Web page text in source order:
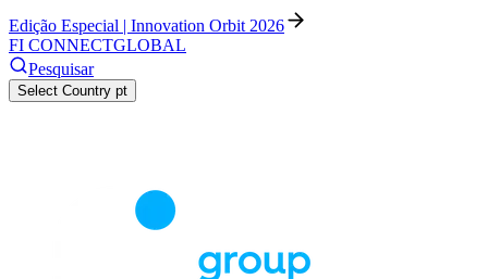
Edição Especial | Innovation Orbit 2026
FI CONNECTGLOBAL
Pesquisar
Select Country pt